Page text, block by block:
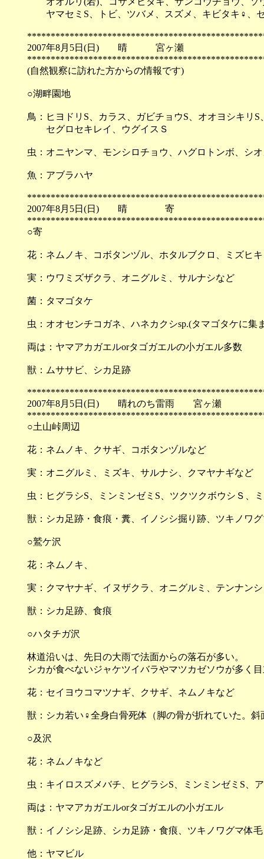
ヤマセミS、トビ、ツバメ、スズメ、キビタキ♀、
2007年8月5日(日) 晴 宮ヶ瀬
(自然観察に訪れた方からの情報です)
○湖畔園地
鳥：ヒヨドリS、カラス、ガビチョウS、オオヨシキリ
セグロセキレイ、ウグイスＳ
虫：オニヤンマ、モンシロチョウ、ハグロトンボ、シ
魚：アブラハヤ
2007年8月5日(日) 晴 寄
○寄
花：ネムノキ、コボタンヅル、ホタルブクロ、ミズヒ
実：ウワミズザクラ、オニグルミ、サルナシなど
菌：タマゴタケ
虫：オオセンチコガネ、ハネカクシsp.(タマゴタケに集
両は：ヤマアカガエルorタゴガエルの小ガエル多数
獣：ムササビ、シカ足跡
2007年8月5日(日) 晴れのち雷雨 宮ヶ瀬
○土山峠周辺
花：ネムノキ、クサギ、コボタンヅルなど
実：オニグルミ、ミズキ、サルナシ、クマヤナギなど
虫：ヒグラシS、ミンミンゼミS、ツクツクボウシＳ、
獣：シカ足跡・食痕・糞、イノシシ掘り跡、ツキノワ
○鷲ケ沢
花：ネムノキ、
実：クマヤナギ、イヌザクラ、オニグルミ、テンナンシ
獣：シカ足跡、食痕
○ハタチガ沢
林道沿いは、先日の大雨で法面からの落石が多い。
シカが食べないジャケツイバラやマツカゼソウが多く
花：セイヨウコマツナギ、クサギ、ネムノキなど
獣：シカ若い♀全身白骨死体（脚の骨が折れていた。
○及沢
花：ネムノキなど
虫：キイロスズメバチ、ヒグラシS、ミンミンゼミS、
両は：ヤマアカガエルorタゴガエルの小ガエル
獣：イノシシ足跡、シカ足跡・食痕、ツキノワグマ体毛
他：ヤマビル